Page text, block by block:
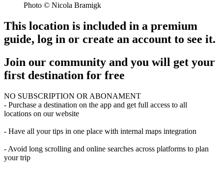
Photo © Nicola Bramigk
This location is included in a premium
guide, log in or create an account to see it.
Join our community and you will get your
first destination for free
NO SUBSCRIPTION OR ABONAMENT
- Purchase a destination on the app and get full access to all
locations on our website
- Have all your tips in one place with internal maps integration
- Avoid long scrolling and online searches across platforms to plan
your trip